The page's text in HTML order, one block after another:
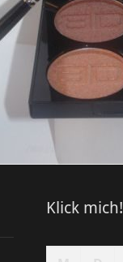
Klick mich!